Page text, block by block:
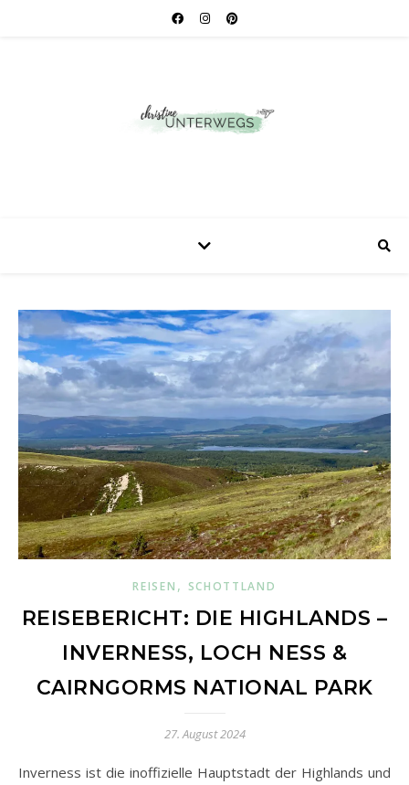
REISEN , SCHOTTLAND
REISEBERICHT: DIE HIGHLANDS –
INVERNESS, LOCH NESS &
CAIRNGORMS NATIONAL PARK
27. August 2024
Inverness ist die inoffizielle Hauptstadt der Highlands und